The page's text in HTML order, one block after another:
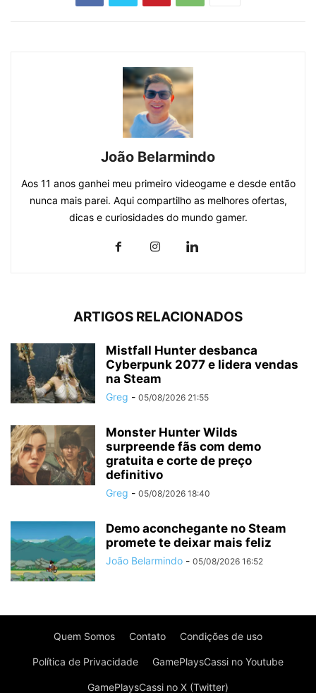
João Belarmindo
Aos 11 anos ganhei meu primeiro videogame e desde então
nunca mais parei. Aqui compartilho as melhores ofertas,
dicas e curiosidades do mundo gamer.
ARTIGOS RELACIONADOS
Mistfall Hunter desbanca
Cyberpunk 2077 e lidera vendas
na Steam
Greg - 05/08/2026 21:55
Monster Hunter Wilds
surpreende fãs com demo
gratuita e corte de preço
definitivo
Greg - 05/08/2026 18:40
Demo aconchegante no Steam
promete te deixar mais feliz
João Belarmindo - 05/08/2026 16:52
Quem Somos Contato Condições de uso
Política de Privacidade GamePlaysCassi no Youtube
GamePlaysCassi no X (Twitter)